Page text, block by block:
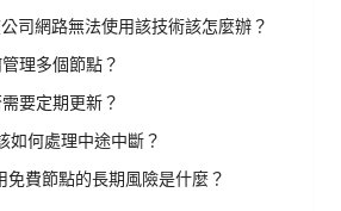
司網路無法使用該技術該怎麼辦？
理多個節點？
要定期更新？
如何處理中途中斷？
免費節點的長期風險是什麼？